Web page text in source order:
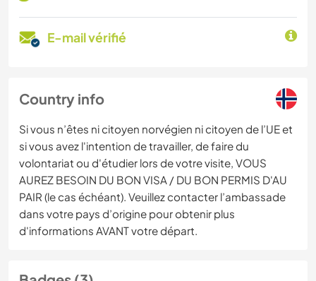
E-mail vérifié
Country info
Si vous n’êtes ni citoyen norvégien ni citoyen de l’UE et
si vous avez l'intention de travailler, de faire du
volontariat ou d'étudier lors de votre visite, VOUS
AUREZ BESOIN DU BON VISA / DU BON PERMIS D'AU
PAIR (le cas échéant). Veuillez contacter l’ambassade
dans votre pays d’origine pour obtenir plus
d'informations AVANT votre départ.